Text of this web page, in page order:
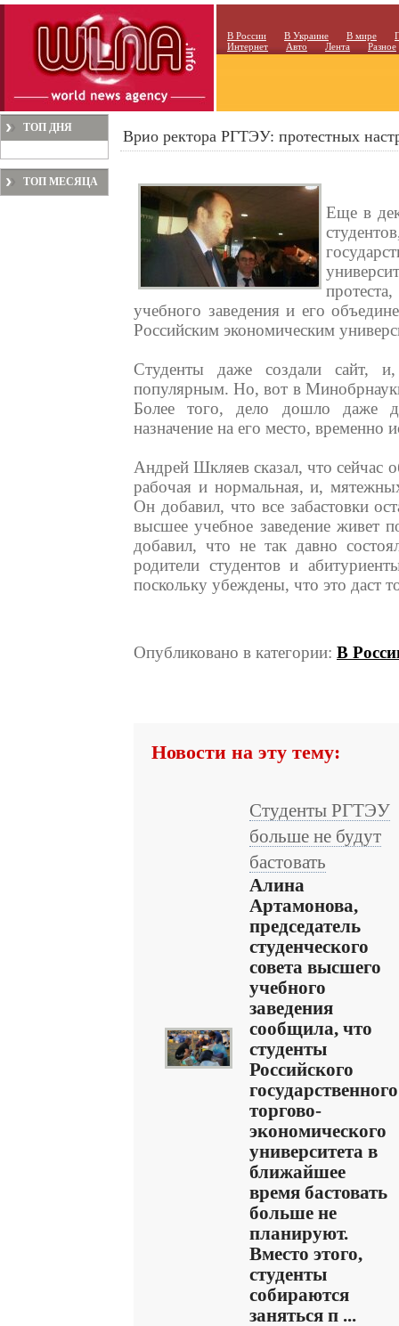
В России В Украине В мире
Интернет
Авто Лента Разное
ТОП ДНЯ
ТОП МЕСЯЦА
Врио ректора РГТЭУ: протестных
Еще в
учебного заведения и его
Российским экономическим
Студенты даже создали сайт,
популярным. Но, вот в
Более того, дело дошло даже
назначение на его место, временно
Андрей Шкляев сказал, что сейчас
рабочая и нормальная, и,
Он добавил, что все забастовки
высшее учебное заведение
добавил, что не так давно
родители студентов и
поскольку убеждены, что это даст
Опубликовано в категории: В
Новости на эту тему:
Студенты РГТЭУ
больше не будут
бастовать
Алина
Артамонова,
председатель
студенческого
совета высшего
учебного
заведения
сообщила, что
студенты
Российского
государственного
торгово-
экономического
университета в
ближайшее
время бастовать
больше не
планируют.
Вместо этого,
студенты
собираются
заняться п ...